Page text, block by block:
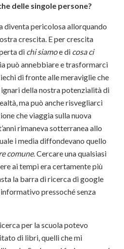
delle singole persone?
diventa pericolosa allorquando
crescita. E per crescita
di chi siamoe di cosa ci
può annebbiare e trasformarci
di fronte alle meraviglie che
della nostra potenzialità di
ma può anche risvegliarci
che viaggia sulla nuova
rimaneva sotterranea allo
i media diffondevano quello
comune. Cercare una qualsiasi
ai tempi era certamente più
la barra di ricerca di google
pressoché senza
per la scuola potevo
di libri, quelli che mi